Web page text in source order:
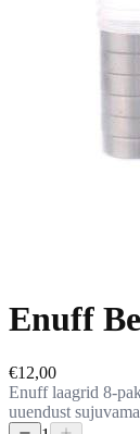
Enuff
€12,00
Enuff laagrid 8-
uuendust